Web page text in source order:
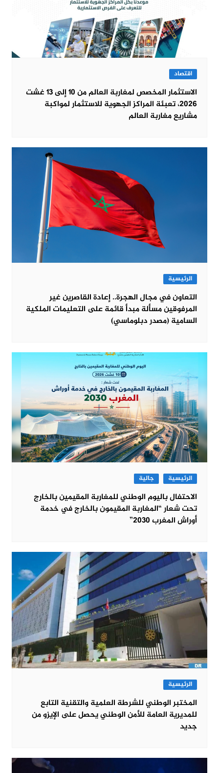
اقتصاد
الاستثمار المخصص لمغاربة العالم من 10 إلى 13 غشت
2026، تعبئة المراكز الجهوية للاستثمار لمواكبة
مشاريع مغاربة العالم
الرئيسية
التعاون في مجال الهجرة.. إعادة القاصرين غير
المرفوقين مسألة مبدأ قائمة على التعليمات الملكية
السامية (مصدر دبلوماسي)
الرئيسية جالية
الاحتفال باليوم الوطني للمغاربة المقيمين بالخارج
تحت شعار “المغاربة المقيمون بالخارج في خدمة
أوراش المغرب 2030”
الرئيسية
المختبر الوطني للشرطة العلمية والتقنية التابع
للمديرية العامة للأمن الوطني يحصل على الإيزو من
جديد